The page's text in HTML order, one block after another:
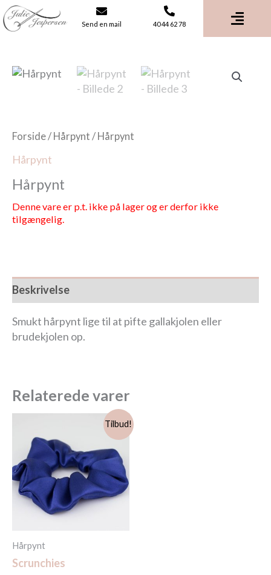
Gå
til
Send en mail 40 44 62 78
Forside/ Hårpynt / Hårpynt
Hårpynt
Hårpynt
Denne vare er p.t. ikke på lager og er derfor ikke
tilgængelig.
Beskrivelse
Smukt hårpynt lige til at pifte gallakjolen eller
brudekjolen op.
Relaterede varer
Tilbud!
Hårpynt
Scrunchies
oprindelige
pris
var:
149,00 kr..
Den
aktuelle
er:
99,00 kr..
Dette
vare
har
flere
varianter.
Mulighederne